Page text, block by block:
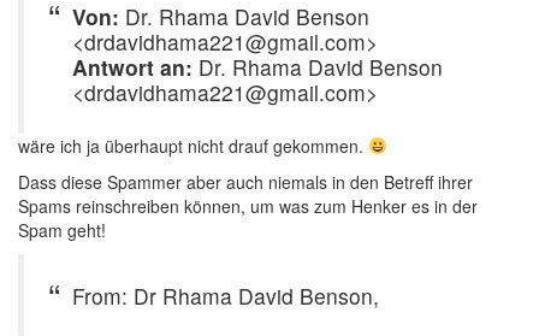
Von: Dr. Rhama David Benson
<drdavidhama221@gmail.com>
Antwort an: Dr. Rhama David Benson
<drdavidhama221@gmail.com>
wäre ich ja überhaupt nicht drauf gekommen.
Dass diese Spammer aber auch niemals in den Betreff ihrer
Spams reinschreiben können, um was zum Henker es in der
Spam geht!
From: Dr Rhama David Benson,